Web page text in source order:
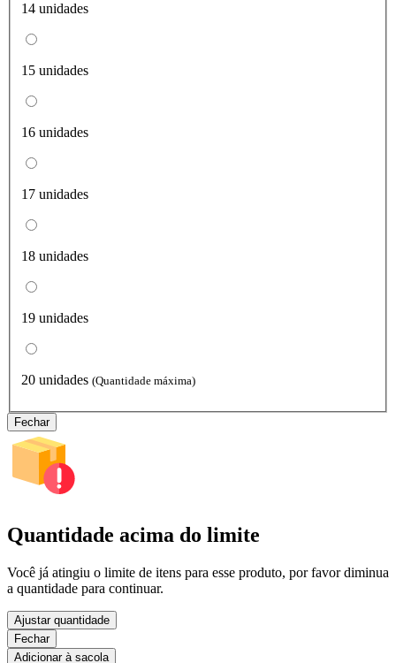
14 unidades
15 unidades
16 unidades
17 unidades
18 unidades
19 unidades
20 unidades (Quantidade máxima)
Fechar
Quantidade acima do limite
Você já atingiu o limite de itens para esse produto, por favor diminua
a quantidade para continuar.
Ajustar quantidade
Fechar
Adicionar à sacola